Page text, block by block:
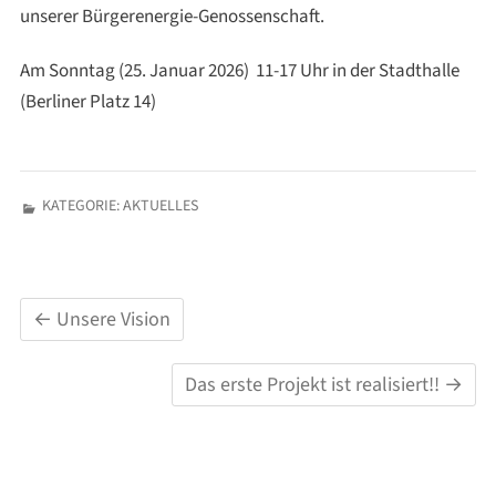
unserer Bürgerenergie-Genossenschaft.
Am Sonntag (25. Januar 2026) 11-17 Uhr in der Stadthalle
(Berliner Platz 14)
KATEGORIE:AKTUELLES
← Unsere Vision
Das erste Projekt ist realisiert!! →